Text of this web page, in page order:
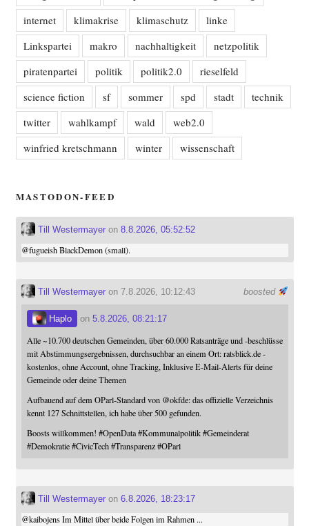
internet
klimakrise klimaschutz
linke
Linkspartei
makro nachhaltigkeit
netzpolitik
piratenpartei
politik politik2.0
rieselfeld
science fiction
sf sommer spd stadt
technik
twitter
wahlkampf wald
web2.0
winfried kretschmann
winter wissenschaft
MASTODON-FEED
Till Westermayeron 8.8.2026, 05:52:52
@fugueishBlackDemon (small).
boosted
Till Westermayeron 7.8.2026, 10:12:43
Haplo on 5.8.2026, 08:21:17
Alle ~10.700 deutschen Gemeinden, über 60.000 Ratsanträge und -beschlüsse
mit Abstimmungsergebnissen, durchsuchbar an einem Ort: ratsblick.de -
kostenlos, ohne Account, ohne Tracking, Inklusive E-Mail-Alerts für deine
Gemeinde oder deine Themen
Aufbauend auf dem OParl-Standard von @okfde: das offizielle Verzeichnis
kennt 127 Schnittstellen, ich habe über 500 gefunden.
Boosts willkommen! #OpenData #Kommunalpolitik #Gemeinderat
#Demokratie #CivicTech #Transparenz #OParl
Till Westermayeron 6.8.2026, 18:23:17
@kaibojensIm Mittel über beide Folgen im Rahmen ...